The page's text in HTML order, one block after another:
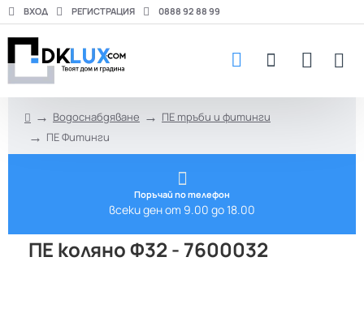
ВХОД РЕГИСТРАЦИЯ 0888 92 88 99
Водоснабдяване
ПЕ тръби и фитинги
ПЕ Фитинги
Поръчай по телефон
всеки ден от 9.00 до 18.00
ПЕ коляно Ф32 - 7600032